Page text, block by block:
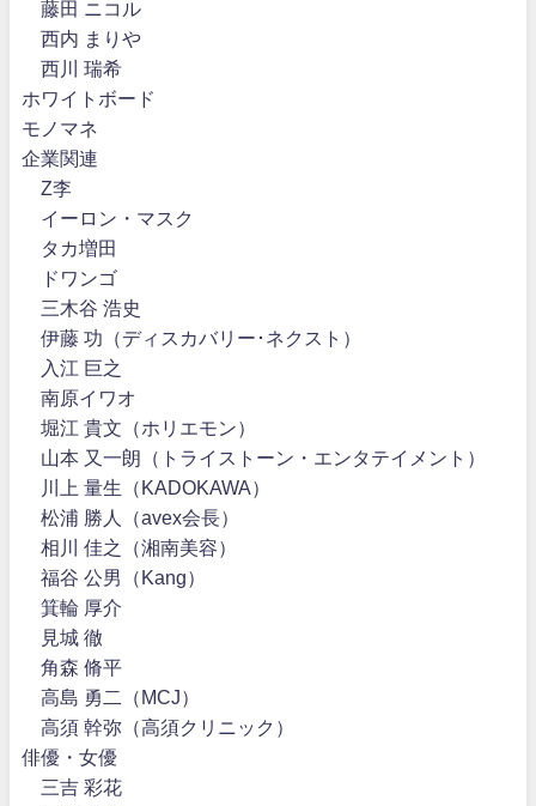
藤田 ニコル
西内 まりや
西川 瑞希
ホワイトボード
モノマネ
企業関連
Z李
イーロン・マスク
タカ増田
ドワンゴ
三木谷 浩史
伊藤 功（ディスカバリー･ネクスト）
入江 巨之
南原イワオ
堀江 貴文（ホリエモン）
山本 又一朗（トライストーン・エンタテイメント）
川上 量生（KADOKAWA）
松浦 勝人（avex会長）
相川 佳之（湘南美容）
福谷 公男（Kang）
箕輪 厚介
見城 徹
角森 脩平
高島 勇二（MCJ）
高須 幹弥（高須クリニック）
俳優・女優
三吉 彩花